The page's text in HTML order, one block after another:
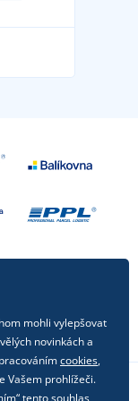
mohli vylepšovat
novinkách a
cookies,
Vašem prohlížeči.
tento souhlas